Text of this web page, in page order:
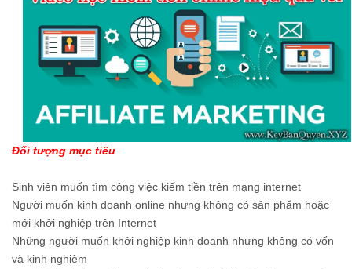
Đối tượng mục tiêu
Sinh viên muốn tìm công việc kiếm tiền trên mạng internet
Người muốn kinh doanh online nhưng không có sản phẩm hoặc
mới khởi nghiệp trên Internet
Những người muốn khởi nghiệp kinh doanh nhưng không có vốn
và kinh nghiệm